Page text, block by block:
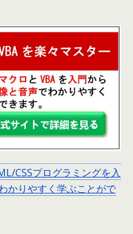
CSSプログラミングを入
かりやすく学ぶことがで